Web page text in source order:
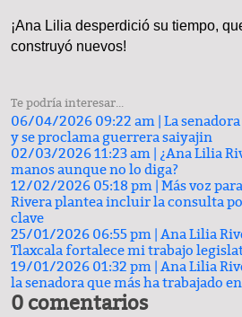
¡Ana Lilia desperdició su tiempo,
construyó nuevos!
Te podría interesar...
06/04/2026 09:22 am | La
y se proclama guerrera saiyajin
02/03/2026 11:23 am | ¿Ana Lilia
manos aunque no lo diga?
12/02/2026 05:18 pm | Más voz
Rivera plantea incluir la consulta
clave
25/01/2026 06:55 pm | Ana Lilia
Tlaxcala fortalece mi trabajo
19/01/2026 01:32 pm | Ana Lilia
la senadora que más ha trabajado
0 comentarios